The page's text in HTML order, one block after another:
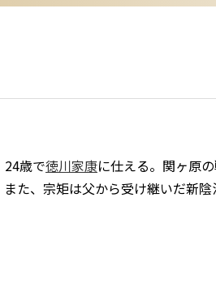
24歳で徳川家康に仕える。関ヶ原
た、宗矩は父から受け継いだ新